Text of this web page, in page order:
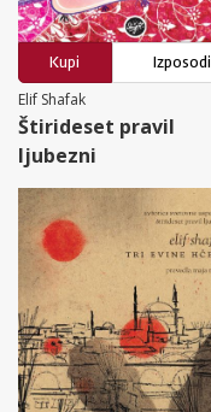
Kupi
Izposodi
Elif Shafak
Štirideset pravil
ljubezni